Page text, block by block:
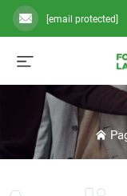
[email protected]